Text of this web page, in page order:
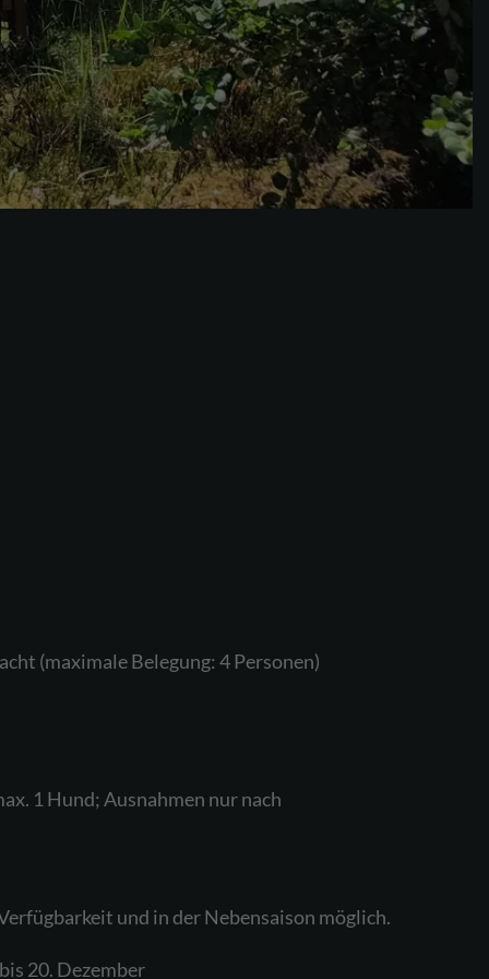
(maximale Belegung: 4 Personen)
1 Hund; Ausnahmen nur nach
und in der Nebensaison möglich.
20. Dezember